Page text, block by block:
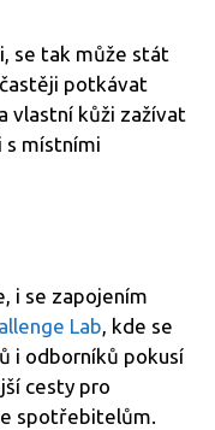
se tak může stát
potkávat
vlastní kůži zažívat
s místními
i se zapojením
Lab, kde se
i odborníků pokusí
cesty pro
spotřebitelům.